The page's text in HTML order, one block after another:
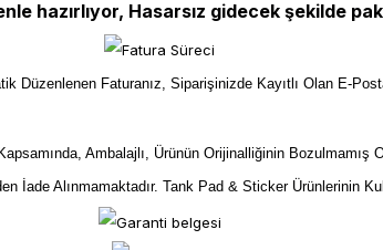
hazırlıyor, Hasarsız gidecek şekilde
Faturanız, Siparişinizde Kayıtlı Olan E-
Ambalajlı, Ürünün Orijinalliğinin
İade Alınmamaktadır. Tank Pad & Sticker Ürünlerinin